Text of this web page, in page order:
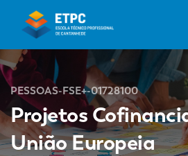
PESSOAS-FSE+-01728100
Projetos
União Europeia